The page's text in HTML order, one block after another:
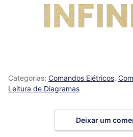
Categorias: Comandos Elétricos,
Leitura de Diagramas
Deixar um